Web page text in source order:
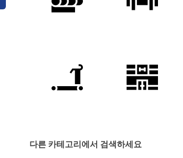
다른 카테고리에서 검색하세요